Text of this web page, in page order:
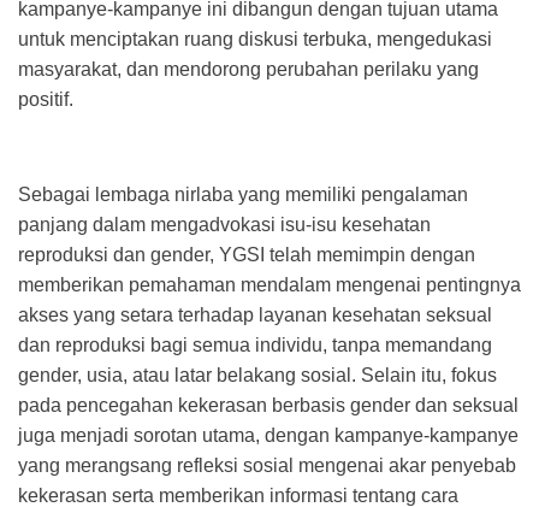
kampanye-kampanye ini dibangun dengan tujuan utama
untuk menciptakan ruang diskusi terbuka, mengedukasi
masyarakat, dan mendorong perubahan perilaku yang
positif.
Sebagai lembaga nirlaba yang memiliki pengalaman
panjang dalam mengadvokasi isu-isu kesehatan
reproduksi dan gender, YGSI telah memimpin dengan
memberikan pemahaman mendalam mengenai pentingnya
akses yang setara terhadap layanan kesehatan seksual
dan reproduksi bagi semua individu, tanpa memandang
gender, usia, atau latar belakang sosial. Selain itu, fokus
pada pencegahan kekerasan berbasis gender dan seksual
juga menjadi sorotan utama, dengan kampanye-kampanye
yang merangsang refleksi sosial mengenai akar penyebab
kekerasan serta memberikan informasi tentang cara